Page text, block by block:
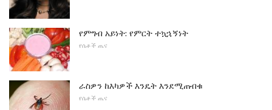
የምግብ አይነት: የምርት ተኳኋኝነት
የሴቶች ጤና
ራስዎን ከእካዎች እንዴት እንደሚጠብቁ
የሴቶች ጤና